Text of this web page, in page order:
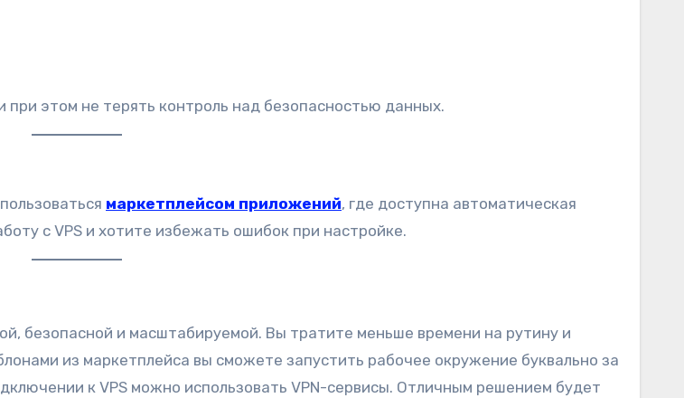
этом не терять контроль над безопасностью данных.
маркетплейсом приложений, где доступна автоматическая
с VPS и хотите избежать ошибок при настройке.
безопасной и масштабируемой. Вы тратите меньше времени на рутину и
из маркетплейса вы сможете запустить рабочее окружение буквально за
к VPS можно использовать VPN-сервисы. Отличным решением будет